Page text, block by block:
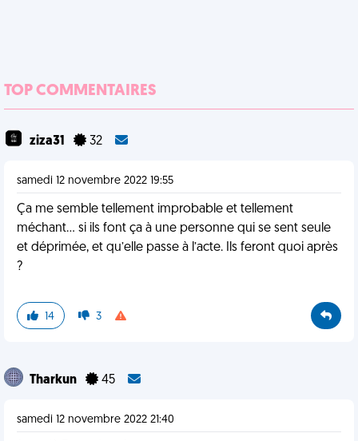
TOP COMMENTAIRES
ziza31 32
samedi 12 novembre 2022 19:55
Ça me semble tellement improbable et tellement
méchant… si ils font ça à une personne qui se sent seule
et déprimée, et qu’elle passe à l’acte. Ils feront quoi après
?
14 3
Tharkun 45
samedi 12 novembre 2022 21:40